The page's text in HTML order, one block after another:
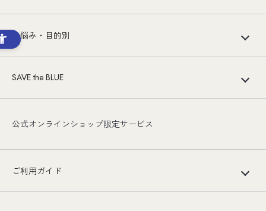
お悩み・目的別
SAVE the BLUE
公式オンラインショップ限定サービス
ご利用ガイド